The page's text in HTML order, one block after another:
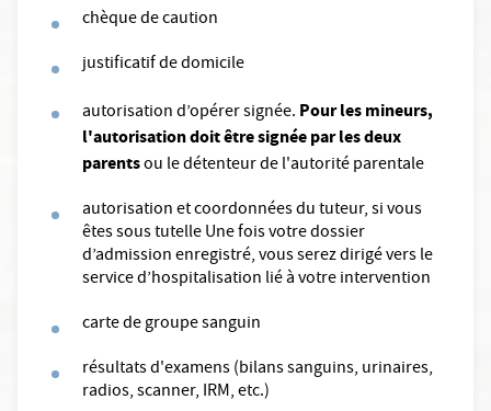
chèque de caution
justificatif de domicile
autorisation d’opérer signée. Pour les mineurs,
l'autorisation doit être signée par les deux
parentsou le détenteur de l'autorité parentale
autorisation et coordonnées du tuteur, si vous
êtes sous tutelle Une fois votre dossier
d’admission enregistré, vous serez dirigé vers le
service d’hospitalisation lié à votre intervention
carte de groupe sanguin
résultats d'examens (bilans sanguins, urinaires,
radios, scanner, IRM, etc.)